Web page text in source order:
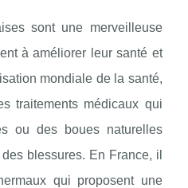
sont une merveilleuse
à améliorer leur santé et
mondiale de la santé,
traitements médicaux qui
ou des boues naturelles
blessures. En France, il
qui proposent une